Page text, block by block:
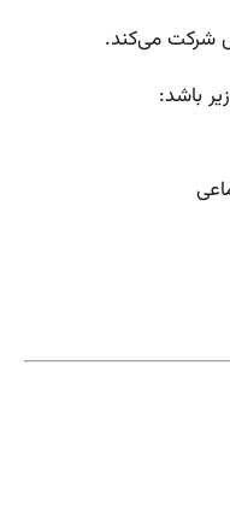
شرکت می‌کند.
باشد: